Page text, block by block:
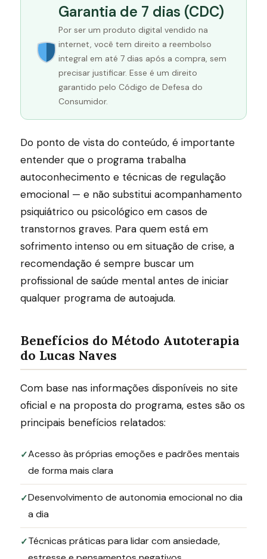
Garantia de 7 dias (CDC)
Por ser um produto digital vendido na
internet, você tem direito a reembolso
integral em até 7 dias após a compra, sem
precisar justificar. Esse é um direito
garantido pelo Código de Defesa do
Consumidor.
Do ponto de vista do conteúdo, é importante
entender que o programa trabalha
autoconhecimento e técnicas de regulação
emocional — e não substitui acompanhamento
psiquiátrico ou psicológico em casos de
transtornos graves. Para quem está em
sofrimento intenso ou em situação de crise, a
recomendação é sempre buscar um
profissional de saúde mental antes de iniciar
qualquer programa de autoajuda.
Benefícios do Método Autoterapia
do Lucas Naves
Com base nas informações disponíveis no site
oficial e na proposta do programa, estes são os
principais benefícios relatados:
Acesso às próprias emoções e padrões mentais
de forma mais clara
Desenvolvimento de autonomia emocional no dia
a dia
Técnicas práticas para lidar com ansiedade,